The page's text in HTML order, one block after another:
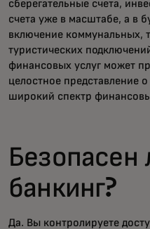
сберегательные счета,
счета уже в масштабе, а в
включение коммунальных,
туристических
финансовых услуг может
целостное представление
широкий спектр
Безопасен
банкинг?
Да. Вы контролируете